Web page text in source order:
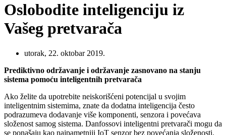
Oslobodite inteligenciju iz
Vašeg pretvarača
utorak, 22. oktobar 2019.
Prediktivno održavanje i održavanje zasnovano na stanju
sistema pomoću inteligentnih pretvarača
Ako želite da upotrebite neiskorišćeni potencijal u svojim
inteligentnim sistemima, znate da dodatna inteligencija često
podrazumeva dodavanje više komponenti, senzora i povećava
složenost samog sistema. Danfossovi inteligentni pretvarači mogu da
se ponašaju kao najpametniji IoT senzor bez povećanja složenosti.